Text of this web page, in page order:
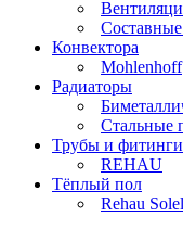
Составные
Конвектора
Mohlenhoff
Радиаторы
Стальные
Трубы и фитинги
REHAU
Тёплый пол
Rehau